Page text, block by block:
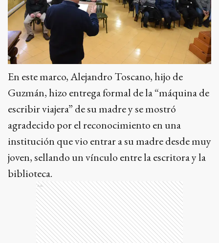
En este marco, Alejandro Toscano, hijo de
Guzmán, hizo entrega formal de la “máquina de
escribir viajera” de su madre y se mostró
agradecido por el reconocimiento en una
institución que vio entrar a su madre desde muy
joven, sellando un vínculo entre la escritora y la
biblioteca.
Ads